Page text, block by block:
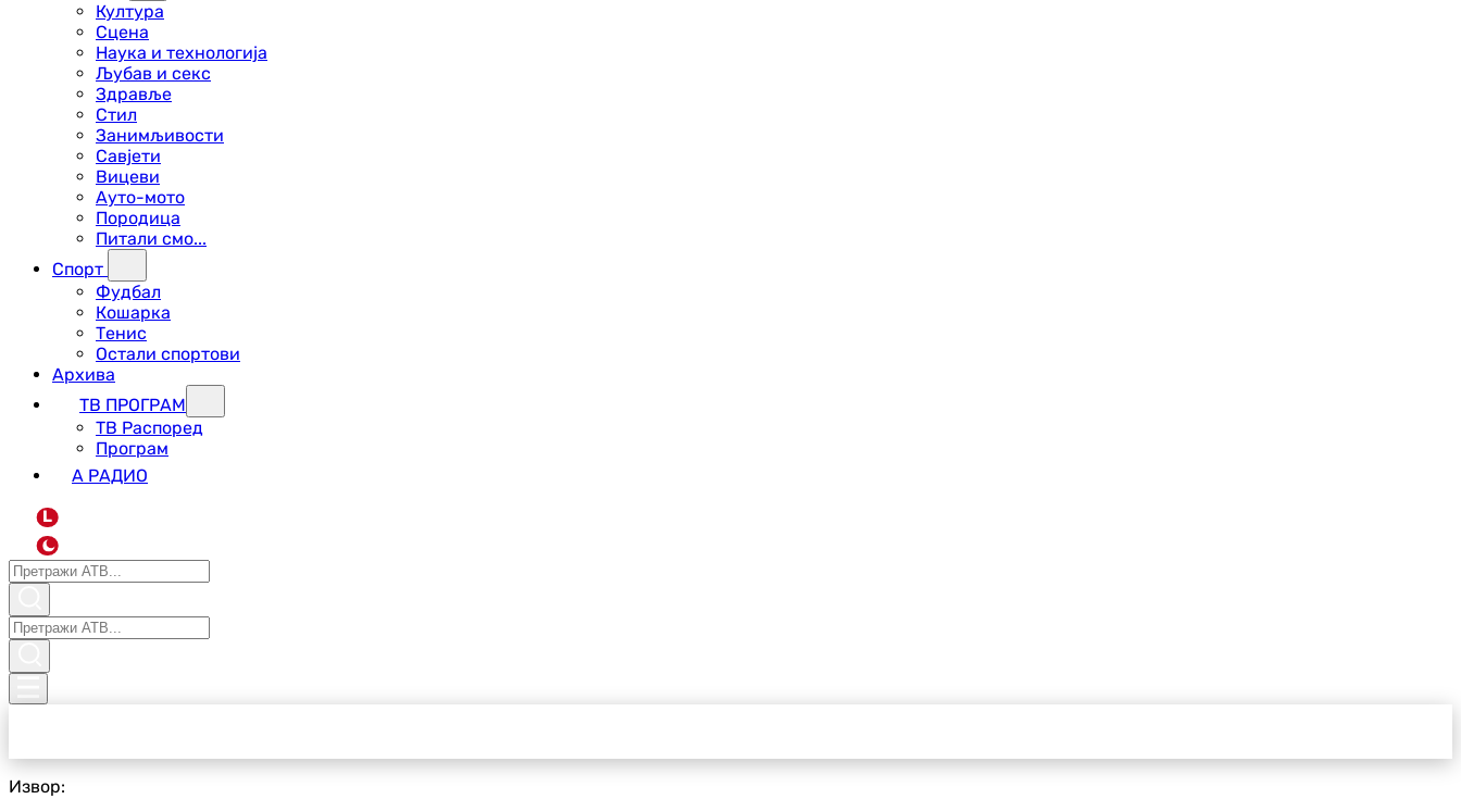
Култура
Сцена
Наука и технологија
Љубав и секс
Здравље
Стил
Занимљивости
Савјети
Вицеви
Ауто-мото
Породица
Питали смо...
Спорт
Фудбал
Кошарка
Тенис
Остали спортови
Архива
ТВ ПРОГРАМ
ТВ Распоред
Програм
А РАДИО
L
Извор: